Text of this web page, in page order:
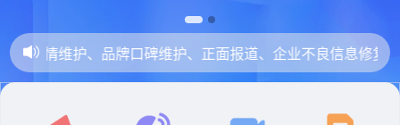
舆情维护、品牌口碑维护、正面报道、企业不良信息修复